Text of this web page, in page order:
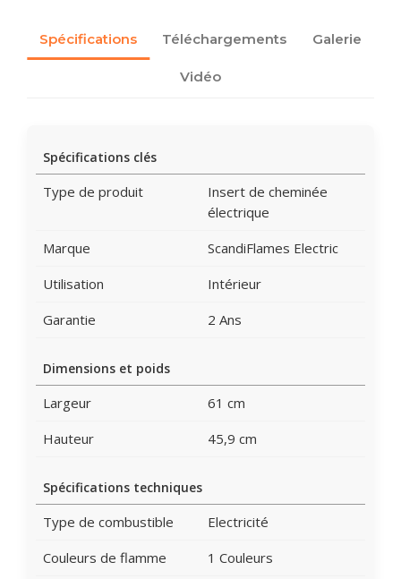
Spécifications Téléchargements Galerie
Vidéo
Spécifications clés
Type de produit
Insert de cheminée
électrique
Marque
ScandiFlames Electric
Utilisation
Intérieur
Garantie
2 Ans
Dimensions et poids
Largeur
61 cm
Hauteur
45,9 cm
Spécifications techniques
Type de combustible
Electricité
Couleurs de flamme
1 Couleurs